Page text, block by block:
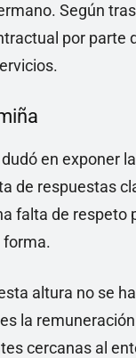
Según
por parte
en exponer
de respuestas
falta de
forma.
altura no se
la
cercanas al